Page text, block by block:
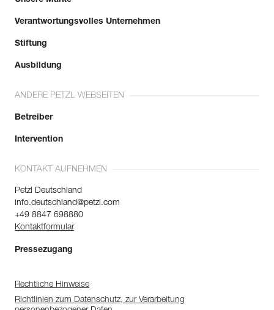
Verantwortungsvolles Unternehmen
Stiftung
Ausbildung
ANDERE PETZL WEBSEITEN
Betreiber
Intervention
KONTAKT AUFNEHMEN
Petzl Deutschland
info.deutschland@petzl.com
+49 8847 698880
Kontaktformular
Pressezugang
Rechtliche Hinweise
Richtlinien zum Datenschutz, zur Verarbeitung